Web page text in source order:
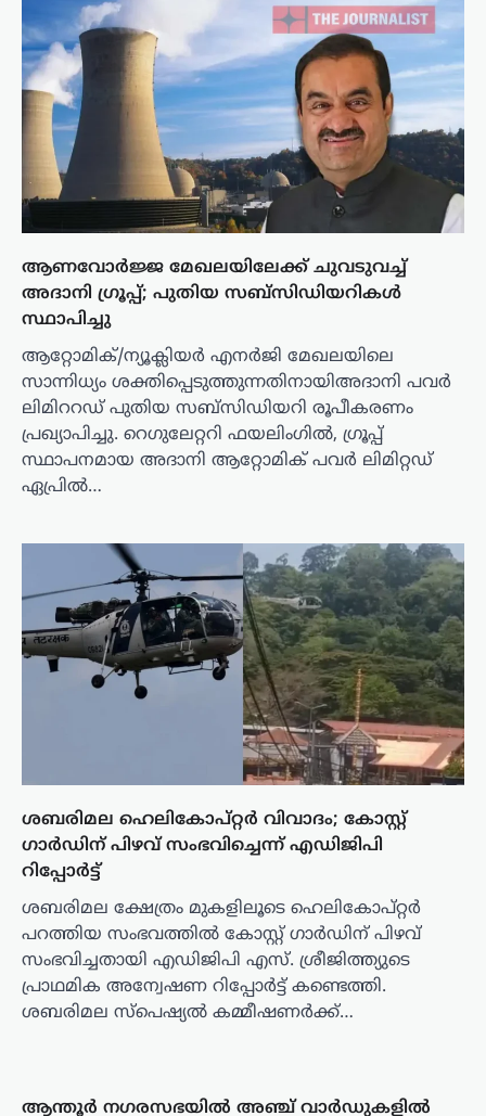
ആണവോർജ്ജ മേഖലയിലേക്ക് ചുവടുവച്ച്
അദാനി ഗ്രൂപ്പ്; പുതിയ സബ്സിഡിയറികൾ
സ്ഥാപിച്ചു
ആറ്റോമിക്/ന്യൂക്ലിയർ എനർജി മേഖലയിലെ
സാന്നിധ്യം ശക്തിപ്പെടുത്തുന്നതിനായിഅദാനി പവർ
ലിമിററഡ് പുതിയ സബ്സിഡിയറി രൂപീകരണം
പ്രഖ്യാപിച്ചു. റെഗുലേറ്ററി ഫയലിംഗിൽ, ഗ്രൂപ്പ്
സ്ഥാപനമായ അദാനി ആറ്റോമിക് പവർ ലിമിറ്റഡ്
ഏപ്രിൽ…
ശബരിമല ഹെലികോപ്റ്റർ വിവാദം; കോസ്റ്റ്
ഗാർഡിന് പിഴവ് സംഭവിച്ചെന്ന് എഡിജിപി
റിപ്പോർട്ട്
ശബരിമല ക്ഷേത്രം മുകളിലൂടെ ഹെലികോപ്റ്റർ
പറത്തിയ സംഭവത്തിൽ കോസ്റ്റ് ഗാർഡിന് പിഴവ്
സംഭവിച്ചതായി എഡിജിപി എസ്. ശ്രീജിത്ത്യുടെ
പ്രാഥമിക അന്വേഷണ റിപ്പോർട്ട് കണ്ടെത്തി.
ശബരിമല സ്‌പെഷ്യൽ കമ്മീഷണര്‍ക്ക്…
ആന്തൂർ നഗരസഭയിൽ അഞ്ച് വാർഡുകളിൽ